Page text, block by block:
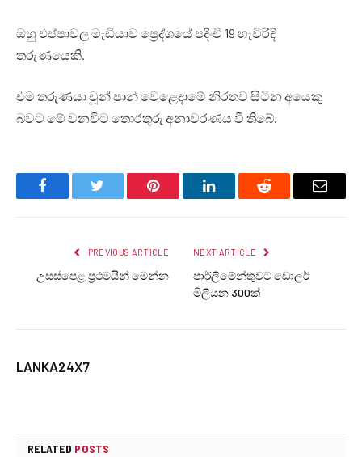
ඔහු එප්පාවල මැඩියාව ප්‍රෙද්ශයේ පදිංචි 19 හැවිරිදි
තරුණයෙකි.
එම තරුණයා චූන් පාන් වෙළෙඳාමේ නිරතව සිටින අයෙකු
බවට මේ වනවිට තොරතුරු අනාවරණය වී තිබේ.
FacebookTwitter Pinterest LinkedInReddit Email
PREVIOUS ARTICLE
උසස්පෙළ ප්‍රථමයින් මෙන්න
NEXT ARTICLE
පාර්ලිමේන්තුවට ඩොලර්
මිලියන 300ක්
LANKA24X7
RELATED POSTS